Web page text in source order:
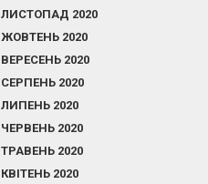
ЛИСТОПАД 2020
ЖОВТЕНЬ 2020
ВЕРЕСЕНЬ 2020
СЕРПЕНЬ 2020
ЛИПЕНЬ 2020
ЧЕРВЕНЬ 2020
ТРАВЕНЬ 2020
КВІТЕНЬ 2020